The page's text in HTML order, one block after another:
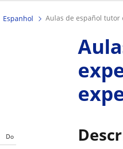
Espanhol aulas de español
Do